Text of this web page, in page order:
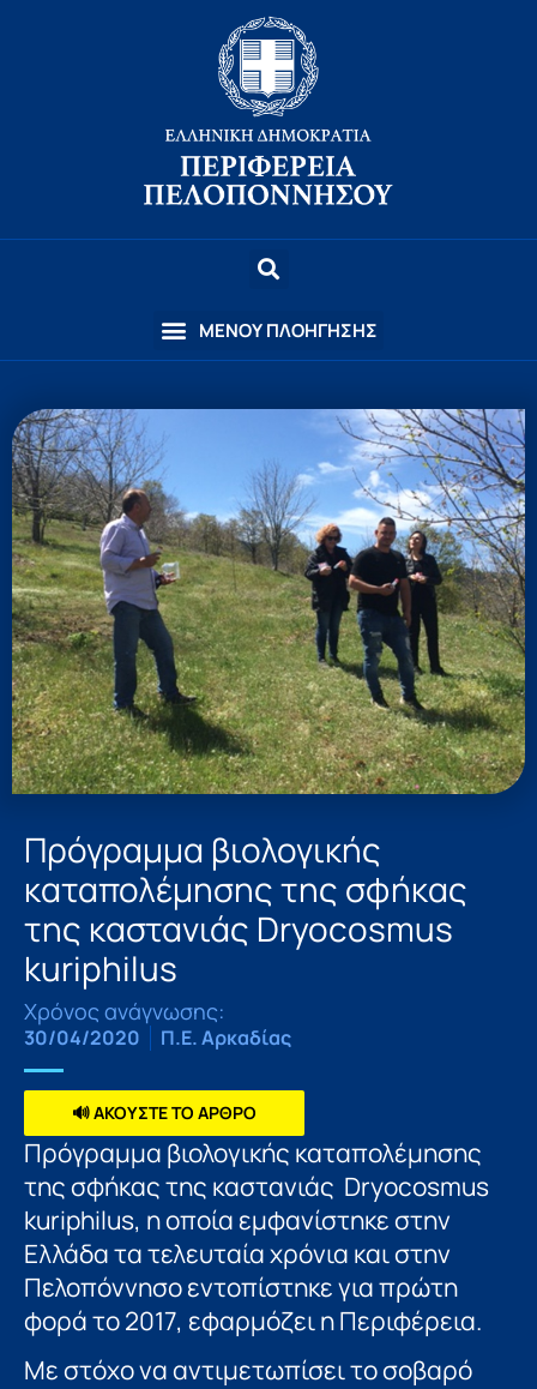
Πρόγραμμα βιολογικής
καταπολέμησης της σφήκας
της καστανιάς Dryocosmus
kuriphilus
Χρόνος ανάγνωσης:
30/04/2020 Π.Ε. Αρκαδίας
🔊 ΑΚΟΥΣΤΕ ΤΟ ΑΡΘΡΟ
Πρόγραμμα βιολογικής καταπολέμησης
της σφήκας της καστανιάς Dryocosmus
kuriphilus, η οποία εμφανίστηκε στην
Ελλάδα τα τελευταία χρόνια και στην
Πελοπόννησο εντοπίστηκε για πρώτη
φορά το 2017, εφαρμόζει η Περιφέρεια.
Με στόχο να αντιμετωπίσει το σοβαρό